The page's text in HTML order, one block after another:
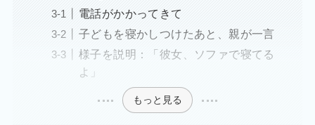
電話がかかってきて
子どもを寝かしつけたあと、親が一言
様子を説明：「彼女、ソファで寝てる
よ」
もっと見る